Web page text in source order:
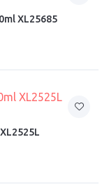
XL25685